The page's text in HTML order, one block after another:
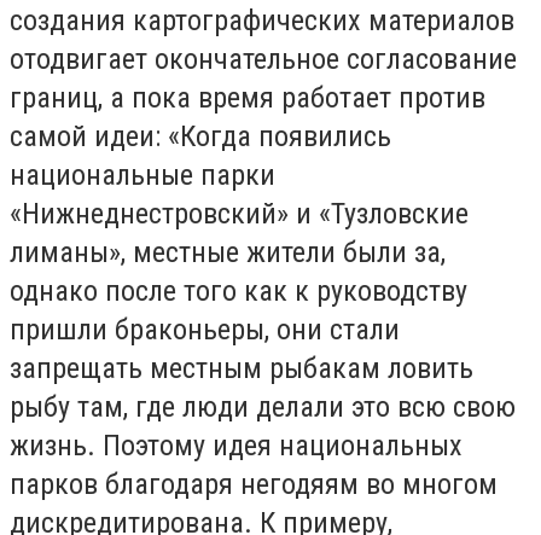
создания картографических материалов
отодвигает окончательное согласование
границ, а пока время работает против
самой идеи: «Когда появились
национальные парки
«Нижнеднестровский» и «Тузловские
лиманы», местные жители были за,
однако после того как к руководству
пришли браконьеры, они стали
запрещать местным рыбакам ловить
рыбу там, где люди делали это всю свою
жизнь. Поэтому идея национальных
парков благодаря негодяям во многом
дискредитирована. К примеру,